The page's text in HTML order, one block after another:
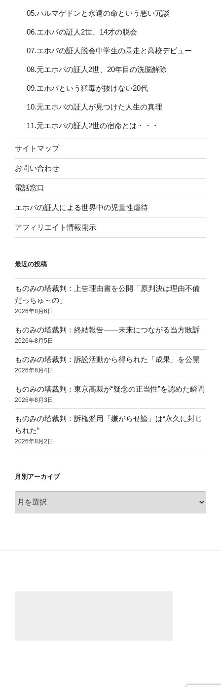
05.ハルマゲドンと永遠の命という悪い冗談
06.エホバの証人2世、14才の脱会
07.エホバの証人脱会中学生の暴走と高校デビュー
08.元エホバの証人2世、20年目の洗脳解除
09.エホバという猛毒が抜けない20代
10.元エホバの証人が見つけた人生の真理
11.元エホバの証人2世の宿命とは・・・
サイトマップ
お問い合わせ
電話窓口
エホバの証人による世界中の児童性虐待
アフィリエイト情報開示
最近の投稿
ものみの塔裁判：上告理由書を公開「原判決は理由不備
だっちゅ～の」
2026年8月6日
ものみの塔裁判：終結報告——未来につながる当方敗訴
2026年8月5日
ものみの塔裁判：訴訟活動から得られた「成果」を公開
2026年8月4日
ものみの塔裁判：東京高裁が“疑念の正当性”を認めた瞬間
2026年8月3日
ものみの塔裁判：訴権濫用「嫌がらせ論」は“永久に封じ
られた”
2026年8月2日
月別アーカイブ
別